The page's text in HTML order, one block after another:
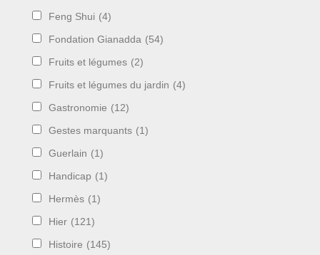
Feng Shui (4)
Fondation Gianadda (54)
Fruits et légumes (2)
Fruits et légumes du jardin (4)
Gastronomie (12)
Gestes marquants (1)
Guerlain (1)
Handicap (1)
Hermès (1)
Hier (121)
Histoire (145)